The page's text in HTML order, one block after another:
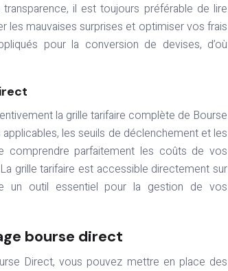
il est toujours préférable de lire
les mauvaises surprises et optimiser vos frais
pour la conversion de devises, d’où
la grille tarifaire complète de Bourse
les seuils de déclenchement et les
comprendre parfaitement les coûts de vos
grille tarifaire est accessible directement sur
un outil essentiel pour la gestion de vos
bourse direct
Direct, vous pouvez mettre en place des